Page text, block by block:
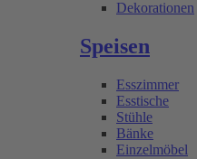
Dekorationen
Speisen
Esszimmer
Esstische
Stühle
Bänke
Einzelmöbel